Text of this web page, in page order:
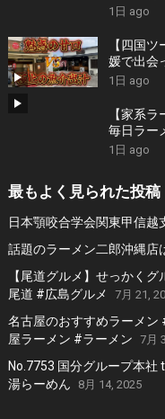
1日 ago
【四国
媛で出会
1日 ago
【家系
毎日ラー
1日 ago
最もよく見られた投稿
日本顎咬合学会関東甲信越
話題のラーメン二郎沖縄店
【尾道グルメ】せっかく
尾道 #広島グルメ
7月 21,
名古屋のおすすめラーメ
屋ラーメン #ラーメン 7月
No.7753 国分グループ本
湯らーめん
8月 14, 2025